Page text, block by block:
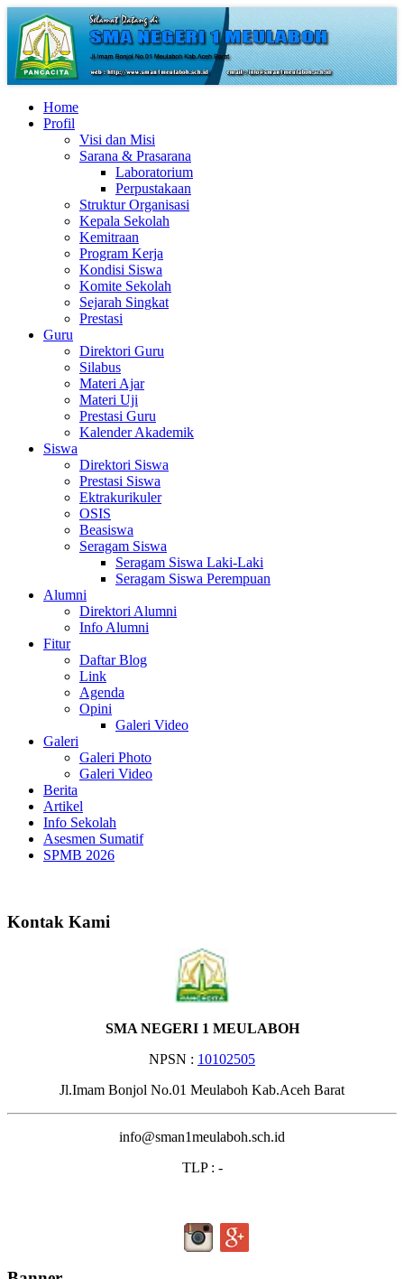
Home
Profil
Visi dan Misi
Sarana & Prasarana
Laboratorium
Perpustakaan
Struktur Organisasi
Kepala Sekolah
Kemitraan
Program Kerja
Kondisi Siswa
Komite Sekolah
Sejarah Singkat
Prestasi
Guru
Direktori Guru
Silabus
Materi Ajar
Materi Uji
Prestasi Guru
Kalender Akademik
Siswa
Direktori Siswa
Prestasi Siswa
Ektrakurikuler
OSIS
Beasiswa
Seragam Siswa
Seragam Siswa Laki-Laki
Seragam Siswa Perempuan
Alumni
Direktori Alumni
Info Alumni
Fitur
Daftar Blog
Link
Agenda
Opini
Galeri Video
Galeri
Galeri Photo
Galeri Video
Berita
Artikel
Info Sekolah
Asesmen Sumatif
SPMB 2026
Kontak Kami
SMA NEGERI 1 MEULABOH
NPSN : 10102505
Jl.Imam Bonjol No.01 Meulaboh Kab.Aceh Barat
info@sman1meulaboh.sch.id
TLP : -